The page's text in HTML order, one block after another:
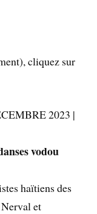
cliquez sur
2023 |
vodou
haïtiens des
et